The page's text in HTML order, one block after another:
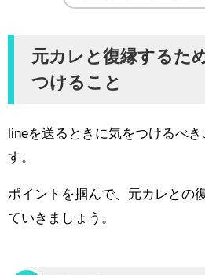
元カレと復縁するた
つけること
lineを送るときに気をつけるべ
す。
ポイントを掴んで、元カレとの
ていきましょう。